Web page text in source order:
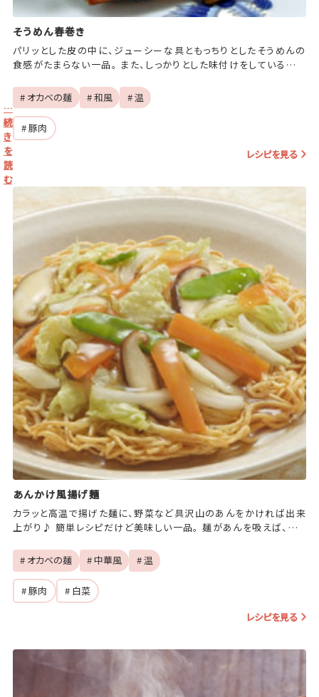
そうめん春巻き
パリッとした皮の中に、ジューシーな具ともっちりとしたそうめんの
食感がたまらない一品。 また、しっかりとした味付けをしているので
生さん
# オカベの麺 # 和風 # 温
# 豚肉
レシピを見る
あんかけ風揚げ麺
カラッと高温で揚げた麺に、野菜など具沢山のあんをかければ出来
上がり♪ 簡単レシピだけど美味しい一品。 麺があんを吸えば、モッ
…
続
き
を
読
む
# オカベの麺 # 中華風 # 温
# 豚肉
# 白菜
レシピを見る